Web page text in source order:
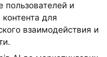
пользователей и
для
взаимодействия и